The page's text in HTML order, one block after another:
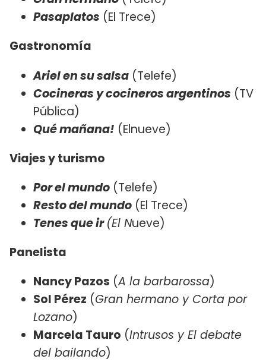
Pasaplatos (El Trece)
Gastronomía
Ariel en su salsa (Telefe)
Cocineras y cocineros argentinos (TV
Pública)
Qué mañana! (Elnueve)
Viajes y turismo
Por el mundo (Telefe)
Resto del mundo (El Trece)
Tenes que ir(El Nueve)
Panelista
Nancy Pazos (A la barbarossa)
Sol Pérez (Gran hermano y Corta por
Lozano)
Marcela Tauro (Intrusos y El debate
del bailando)